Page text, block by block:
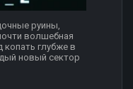
руины,
волшебная
глубже в
новый сектор